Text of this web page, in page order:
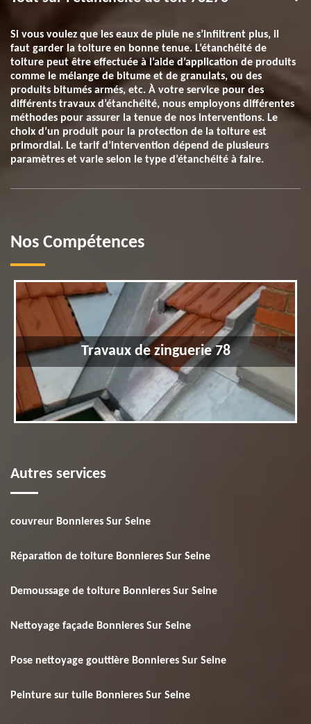
Si vous voulez que les eaux de pluie ne s’infiltrent plus, il
faut garder la toiture en bonne tenue. L’étanchéité de
toiture peut être effectuée à l’aide d’application de produits
comme le mélange de bitume et de granulats, ou des
produits bitumés armés, etc. À votre service pour des
différents travaux d’étanchéité, nous employons différentes
méthodes pour assurer la tenue de nos interventions. Le
choix d’un produit pour la protection de la toiture est
primordial. Le tarif d’intervention dépend de plusieurs
paramètres et varie selon le type d’étanchéité à faire.
Nos Compétences
Travaux de zinguerie 78
Autres services
couvreur Bonnieres Sur Seine
Réparation de toiture Bonnieres Sur Seine
Demoussage de toiture Bonnieres Sur Seine
Nettoyage façade Bonnieres Sur Seine
Pose nettoyage gouttière Bonnieres Sur Seine
Peinture sur tuile Bonnieres Sur Seine